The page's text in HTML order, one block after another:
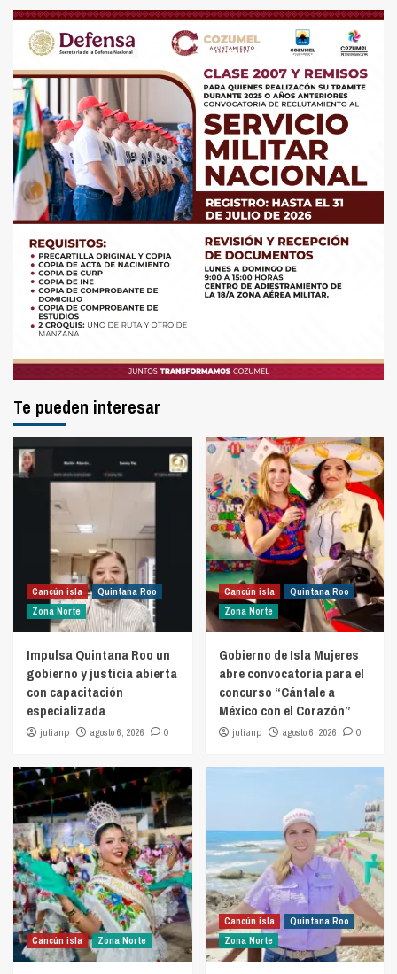
Te pueden interesar
Cancún isla
Quintana Roo
Zona Norte
Impulsa Quintana Roo un
gobierno y justicia abierta
con capacitación
especializada
julianp agosto 6, 2026 0
Cancún isla
Quintana Roo
Zona Norte
Gobierno de Isla Mujeres
abre convocatoria para el
concurso “Cántale a
México con el Corazón”
julianp agosto 6, 2026 0
Cancún isla Zona Norte
Cancún isla
Quintana Roo
Zona Norte